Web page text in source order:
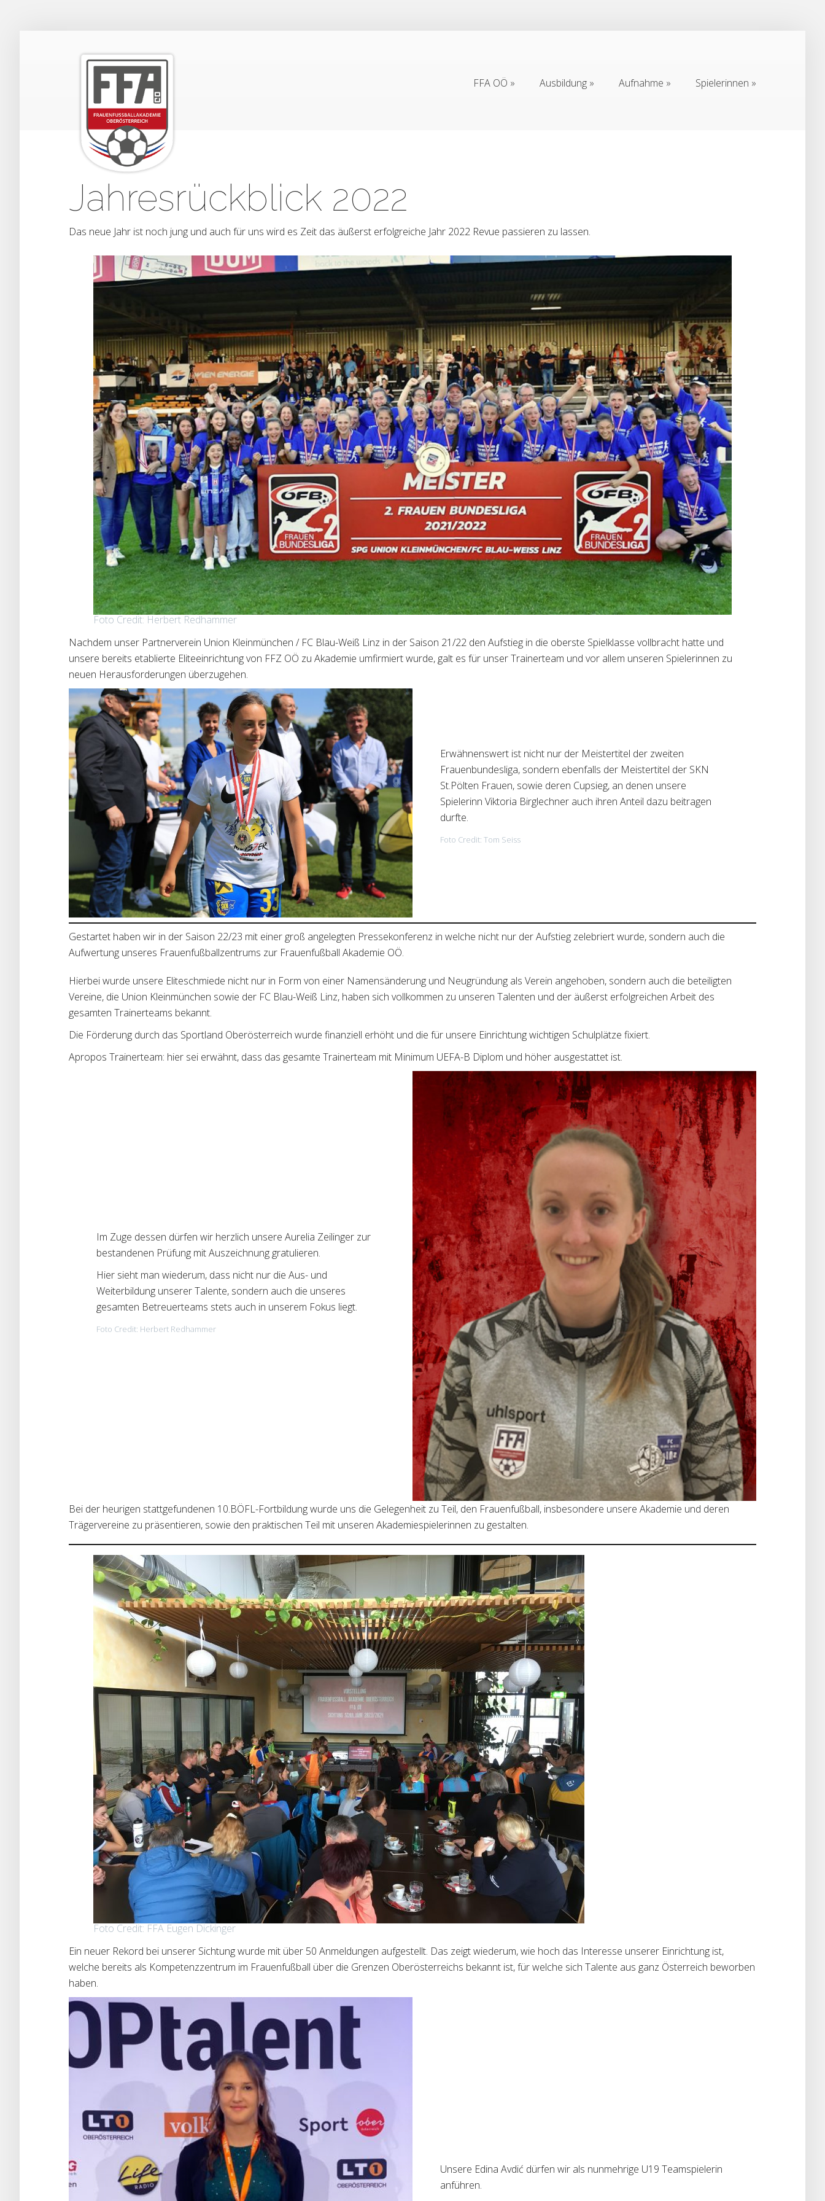
FFA OÖ
Ausbildung
Aufnahme
Spielerinnen
Jahresrückblick 2022
Das neue Jahr ist noch jung und auch für uns wird es Zeit das äußerst erfolgreiche Jahr 2022 Revue passieren zu lassen.
Foto Credit: Herbert Redhammer
Nachdem unser Partnerverein Union Kleinmünchen / FC Blau-Weiß Linz in der Saison 21/22 den Aufstieg in die oberste Spielklasse vollbracht hatte und
unsere bereits etablierte Eliteeinrichtung von FFZ OÖ zu Akademie umfirmiert wurde, galt es für unser Trainerteam und vor allem unseren Spielerinnen zu
neuen Herausforderungen überzugehen.
Erwähnenswert ist nicht nur der Meistertitel der zweiten
Frauenbundesliga, sondern ebenfalls der Meistertitel der SKN
St.Pölten Frauen, sowie deren Cupsieg, an denen unsere
Spielerinn Viktoria Birglechner auch ihren Anteil dazu beitragen
durfte.
Foto Credit: Tom Seiss
Gestartet haben wir in der Saison 22/23 mit einer groß angelegten Pressekonferenz in welche nicht nur der Aufstieg zelebriert wurde, sondern auch die
Aufwertung unseres Frauenfußballzentrums zur Frauenfußball Akademie OÖ.
Hierbei wurde unsere Eliteschmiede nicht nur in Form von einer Namensänderung und Neugründung als Verein angehoben, sondern auch die beteiligten
Vereine, die Union Kleinmünchen sowie der FC Blau-Weiß Linz, haben sich vollkommen zu unseren Talenten und der äußerst erfolgreichen Arbeit des
gesamten Trainerteams bekannt.
Die Förderung durch das Sportland Oberösterreich wurde finanziell erhöht und die für unsere Einrichtung wichtigen Schulplätze fixiert.
Apropos Trainerteam: hier sei erwähnt, dass das gesamte Trainerteam mit Minimum UEFA-B Diplom und höher ausgestattet ist.
Im Zuge dessen dürfen wir herzlich unsere Aurelia Zeilinger zur
bestandenen Prüfung mit Auszeichnung gratulieren.
Hier sieht man wiederum, dass nicht nur die Aus- und
Weiterbildung unserer Talente, sondern auch die unseres
gesamten Betreuerteams stets auch in unserem Fokus liegt.
Foto Credit: Herbert Redhammer
Bei der heurigen stattgefundenen 10.BÖFL-Fortbildung wurde uns die Gelegenheit zu Teil, den Frauenfußball, insbesondere unsere Akademie und deren
Trägervereine zu präsentieren, sowie den praktischen Teil mit unseren Akademiespielerinnen zu gestalten.
Foto Credit: FFA Eugen Dickinger
Ein neuer Rekord bei unserer Sichtung wurde mit über 50 Anmeldungen aufgestellt. Das zeigt wiederum, wie hoch das Interesse unserer Einrichtung ist,
welche bereits als Kompetenzzentrum im Frauenfußball über die Grenzen Oberösterreichs bekannt ist, für welche sich Talente aus ganz Österreich beworben
haben.
Unsere Edina Avdić dürfen wir als nunmehrige U19 Teamspielerin
anführen.